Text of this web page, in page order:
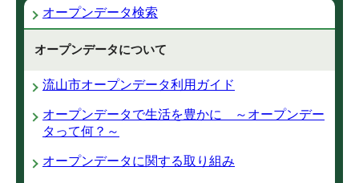
オープンデータ検索
オープンデータについて
流山市オープンデータ利用ガイド
オープンデータで生活を豊かに ～オープンデー
タって何？～
オープンデータに関する取り組み